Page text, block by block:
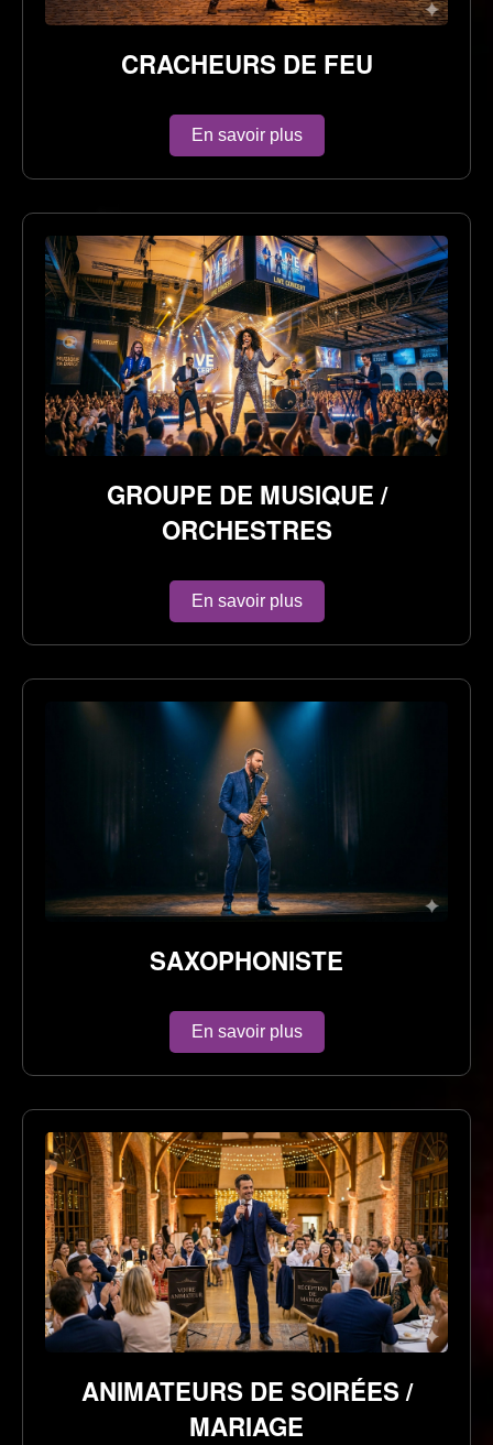
CRACHEURS DE FEU
En savoir plus
GROUPE DE MUSIQUE /
ORCHESTRES
En savoir plus
SAXOPHONISTE
En savoir plus
ANIMATEURS DE SOIRÉES /
MARIAGE